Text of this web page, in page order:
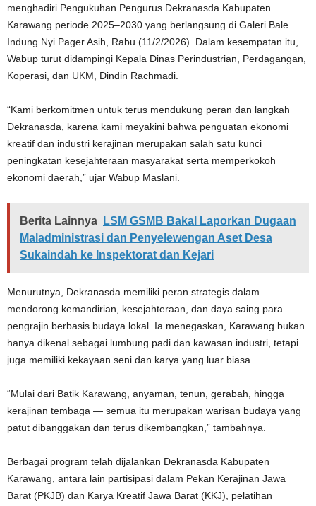
menghadiri Pengukuhan Pengurus Dekranasda Kabupaten
Karawang periode 2025–2030 yang berlangsung di Galeri Bale
Indung Nyi Pager Asih, Rabu (11/2/2026). Dalam kesempatan itu,
Wabup turut didampingi Kepala Dinas Perindustrian, Perdagangan,
Koperasi, dan UKM, Dindin Rachmadi.
“Kami berkomitmen untuk terus mendukung peran dan langkah
Dekranasda, karena kami meyakini bahwa penguatan ekonomi
kreatif dan industri kerajinan merupakan salah satu kunci
peningkatan kesejahteraan masyarakat serta memperkokoh
ekonomi daerah,” ujar Wabup Maslani.
Berita Lainnya
LSM GSMB Bakal Laporkan Dugaan
Maladministrasi dan Penyelewengan Aset Desa
Sukaindah ke Inspektorat dan Kejari
Menurutnya, Dekranasda memiliki peran strategis dalam
mendorong kemandirian, kesejahteraan, dan daya saing para
pengrajin berbasis budaya lokal. Ia menegaskan, Karawang bukan
hanya dikenal sebagai lumbung padi dan kawasan industri, tetapi
juga memiliki kekayaan seni dan karya yang luar biasa.
“Mulai dari Batik Karawang, anyaman, tenun, gerabah, hingga
kerajinan tembaga — semua itu merupakan warisan budaya yang
patut dibanggakan dan terus dikembangkan,” tambahnya.
Berbagai program telah dijalankan Dekranasda Kabupaten
Karawang, antara lain partisipasi dalam Pekan Kerajinan Jawa
Barat (PKJB) dan Karya Kreatif Jawa Barat (KKJ), pelatihan